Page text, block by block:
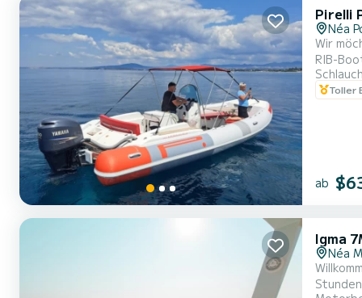
Pirelli
Néa
Wir
RIB-
Pirelli
Toller
ab
Igma
Néa